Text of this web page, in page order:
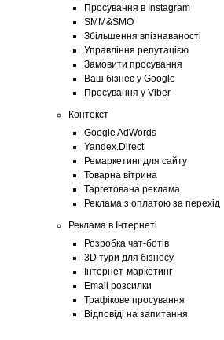
Просування в Instagram
SMM&SMO
Збільшення впізнаваності
Управління репутацією
Замовити просування
Ваш бізнес у Google
Просування у Viber
Контекст
Google AdWords
Yandex.Direct
Ремаркетинг для сайту
Товарна вітрина
Таргетована реклама
Реклама з оплатою за перехід
Реклама в Інтернеті
Розробка чат-ботів
3D тури для бізнесу
Інтернет-маркетинг
Email розсилки
Трафікове просування
Відповіді на запитання